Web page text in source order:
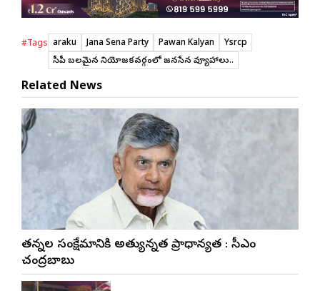
#Tags araku Jana Sena Party Pawan Kalyan
Ysrcp
వైసీపీ బలమైన నియోజకవర్గంలో జనసేన వ్యూహాలు..
Related News
నేతన్నల సంక్షేమానికి అత్యున్నత ప్రాధాన్యత : సీఎం
చంద్రబాబు